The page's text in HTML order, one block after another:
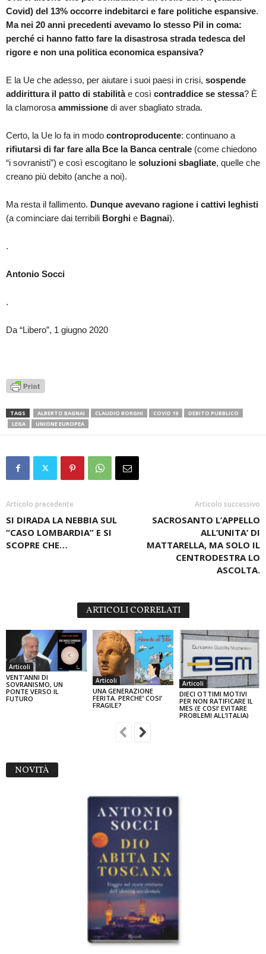
Covid) del 13% occorre indebitarci e fare politiche espansive.
Ma nei 20 anni precedenti avevamo lo stesso Pil in coma:
perché ci hanno fatto fare la disastrosa strada tedesca del
rigore e non una politica economica espansiva?
E la Ue che adesso, per aiutare i suoi paesi in crisi, sospende
addirittura il patto di stabilitàe così contraddice se stessa? È
la clamorosa ammissione di aver sbagliato strada.
Certo, la Ue lo fa in modo controproducente: continuano a
rifiutarsi di far fare alla Bce la Banca centrale (come chiedono
“i sovranisti”) e così escogitano le soluzioni sbagliate, quelle che
creano più debito (anche a noi).
Ma resta il fallimento. Dunque avevano ragione i cattivi leghisti
(a cominciare dai terribili Borghi e Bagnai).
.
Antonio Socci
.
Da “Libero”, 1 giugno 2020
TAGS ALBERTO BAGNAI CLAUDIO BORGHI COVID 19
DEBITO PUBBLICO
LEGA
UNIONE EUROPEA
Articolo precedente
SI DIRADA LA NEBBIA SUL
“CASO LOMBARDIA” E SI
SCOPRE CHE…
Articolo successivo
SACROSANTO L’APPELLO
ALL’UNITA’ DI
MATTARELLA, MA SOLO IL
CENTRODESTRA LO
ASCOLTA.
ARTICOLI CORRELATI
Articoli
VENT’ANNI DI
SOVRANISMO, UN
PONTE VERSO IL
FUTURO
Articoli
UNA GENERAZIONE
FERITA. PERCHE’ COSI’
FRAGILE?
Articoli
DIECI OTTIMI MOTIVI
PER NON RATIFICARE IL
MES (E COSI’ EVITARE
PROBLEMI ALL’ITALIA)
NOVITÀ